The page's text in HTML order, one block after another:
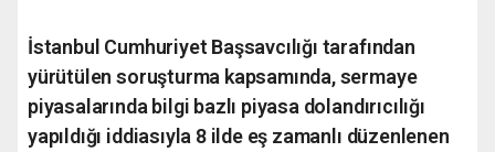
İstanbul Cumhuriyet Başsavcılığı tarafından
yürütülen soruşturma kapsamında, sermaye
piyasalarında bilgi bazlı piyasa dolandırıcılığı
yapıldığı iddiasıyla 8 ilde eş zamanlı düzenlenen